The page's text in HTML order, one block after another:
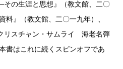
の生涯と思想』（教文館、二〇
料』（教文館、二〇一九年）、
リスチャン・サムライ 海老名彈
書はこれに続くスピンオフであ